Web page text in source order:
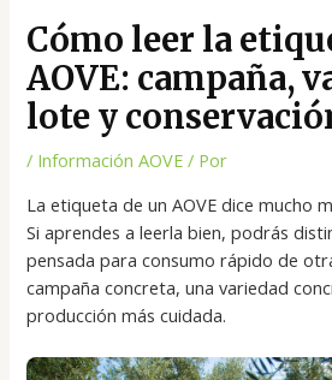
Cómo leer la
AOVE: campaña,
lote y
/ Información AOVE / Por
La etiqueta de un AOVE dice mucho
Si aprendes a leerla bien, podrás
pensada para consumo rápido de
campaña concreta, una variedad
producción más cuidada.